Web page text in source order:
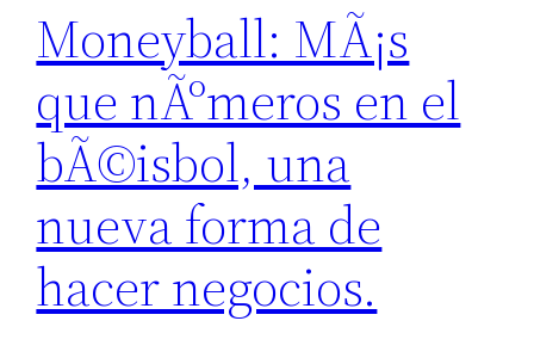
Moneyball: MÃ¡s
que nÃºmeros en el
bÃ©isbol, una
nueva forma de
hacer negocios.